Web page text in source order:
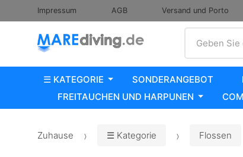
Impressum AGB Versand und Porto
Geben
☰ KATEGORIE SONDERANGEBOT
FREITAUCHEN UND HARPUNEN
Zuhause ☰ Kategorie Flossen